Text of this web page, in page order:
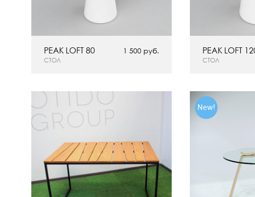
1 500 руб.
СТОЛ
PEAK LOFT 80
СТОЛ
PEAK LOFT
New!